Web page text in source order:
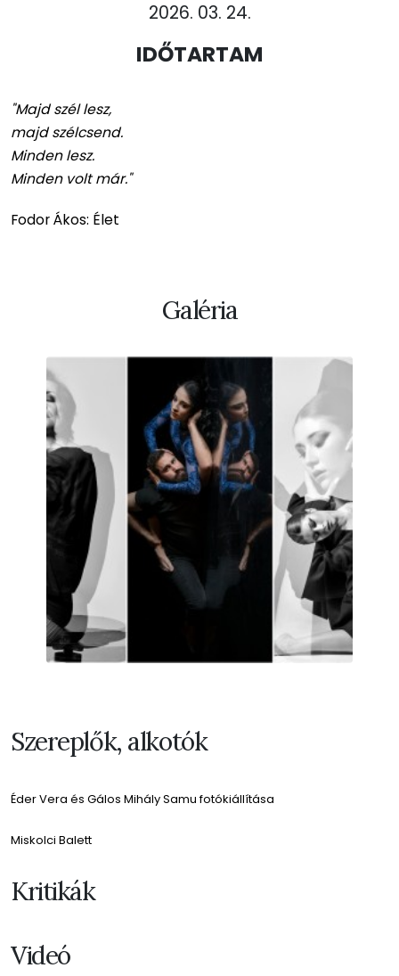
2026. 03. 24.
IDŐTARTAM
"Majd szél lesz,
majd szélcsend.
Minden lesz.
Minden volt már."
Fodor Ákos: Élet
Galéria
Szereplők, alkotók
Éder Vera és Gálos Mihály Samu fotókiállítása
Miskolci Balett
Kritikák
Videó